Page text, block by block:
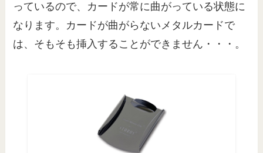
っているので、カードが常に曲がっている状態に
なります。カードが曲がらないメタルカードで
は、そもそも挿入することができません・・・。